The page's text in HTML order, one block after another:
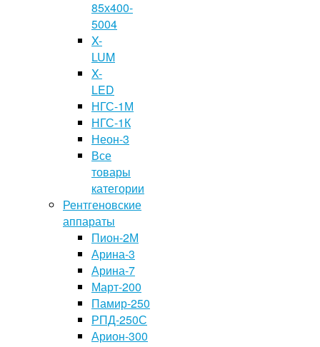
85х400-
5004
X-
LUM
X-
LED
НГС-1М
НГС-1К
Неон-3
Все
товары
категории
Рентгеновские
аппараты
Пион-2М
Арина-3
Арина-7
Март-200
Памир-250
РПД-250С
Арион-300